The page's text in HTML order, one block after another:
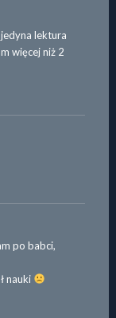
lektura
więcej niż 2
po babci,
nauki